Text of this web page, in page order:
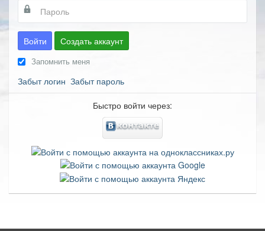
Войти Создать аккаунт
Запомнить меня
Забыт логин Забыт пароль
Быстро войти через: